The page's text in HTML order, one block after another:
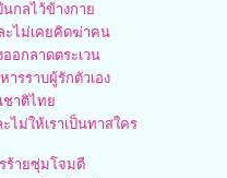
นกลไว้ข้างกาย
ะไม่เคยคิดฆ่าคน
อกลาดตระเวน
รราบผู้รักตัวเอง
าติไทย
ไม่ให้เราเป็นทาสใคร
ร้ายซุ่มโจมตี